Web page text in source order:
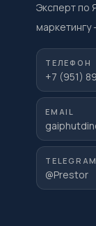
Эксперт по
маркетингу
ТЕЛЕФОН
+7 (951)
EMAIL
TELEGRAM
@Prestor